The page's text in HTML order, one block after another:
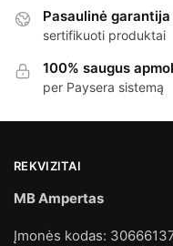
Pasaulinė
sertifikuoti produktai
100% saugus
per Paysera sistemą
REKVIZITAI
MB Ampertas
Įmonės kodas: